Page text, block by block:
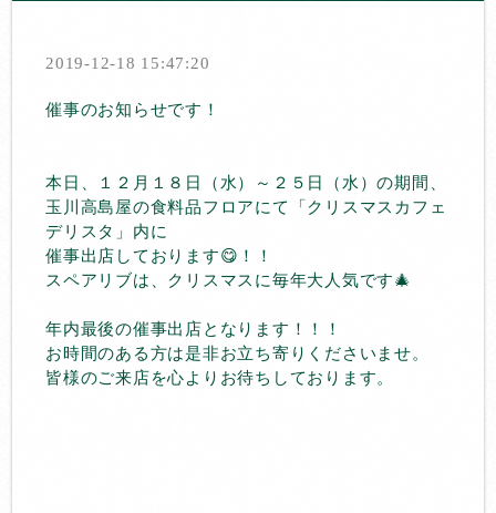
2019-12-18 15:47:20
催事のお知らせです！
本日、１２月１８日（水）～２５日（水）の期間、
玉川高島屋の食料品フロアにて「クリスマスカフェ
デリスタ」内に
催事出店しております😋！！
スペアリブは、クリスマスに毎年大人気です🎄
年内最後の催事出店となります！！！
お時間のある方は是非お立ち寄りくださいませ。
皆様のご来店を心よりお待ちしております。